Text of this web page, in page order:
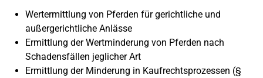
Wertermittlung von Pferden für gerichtliche und
außergerichtliche Anlässe
Ermittlung der Wertminderung von Pferden nach
Schadensfällen jeglicher Art
Ermittlung der Minderung in Kaufrechtsprozessen (§